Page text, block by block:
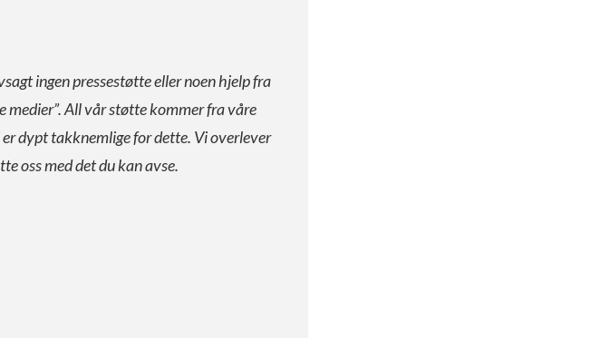
ingen pressestøtte eller noen hjelp fra
All vår støtte kommer fra våre
dypt takknemlige for dette. Vi overlever
oss med det du kan avse.